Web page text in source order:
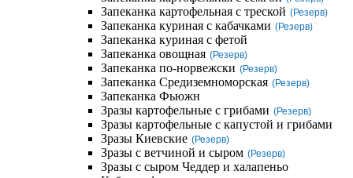
Запеканка картофельная с треской (Резерв)
Запеканка куриная с кабачками (Резерв)
Запеканка куриная с фетой
Запеканка овощная (Резерв)
Запеканка по-норвежски (Резерв)
Запеканка Средиземноморская (Резерв)
Запеканка Фьюжн
Зразы картофельные с грибами (Резерв)
Зразы картофельные с капустой и грибами
Зразы Киевские (Резерв)
Зразы с ветчиной и сыром (Резерв)
Зразы с сыром Чеддер и халапеньо